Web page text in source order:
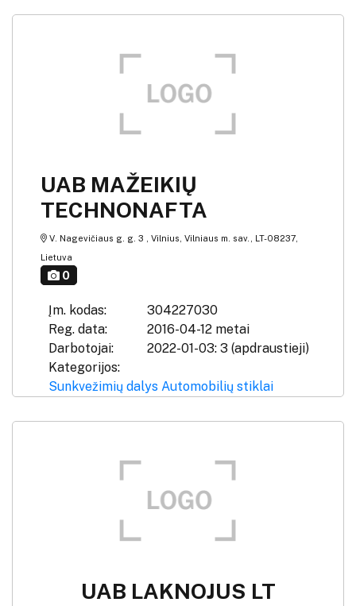
UAB MAŽEIKIŲ
TECHNONAFTA
V. Nagevičiaus g. g. 3 , Vilnius, Vilniaus m. sav., LT-08237,
Lietuva
0
Įm. kodas:
304227030
Reg. data:
2016-04-12 metai
Darbotojai:
2022-01-03: 3 (apdraustieji)
Kategorijos:
Sunkvežimių dalys Automobilių stiklai
UAB LAKNOJUS LT